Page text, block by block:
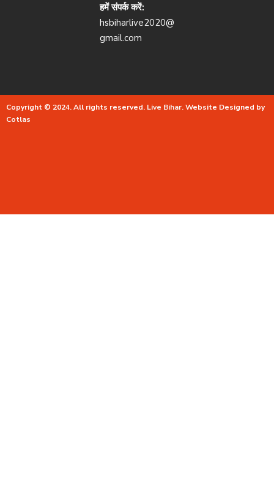
हमें संपर्क करें:
hsbiharlive2020@
gmail.com
Copyright © 2024. All rights reserved. Live Bihar.Website Designed by
Cotlas